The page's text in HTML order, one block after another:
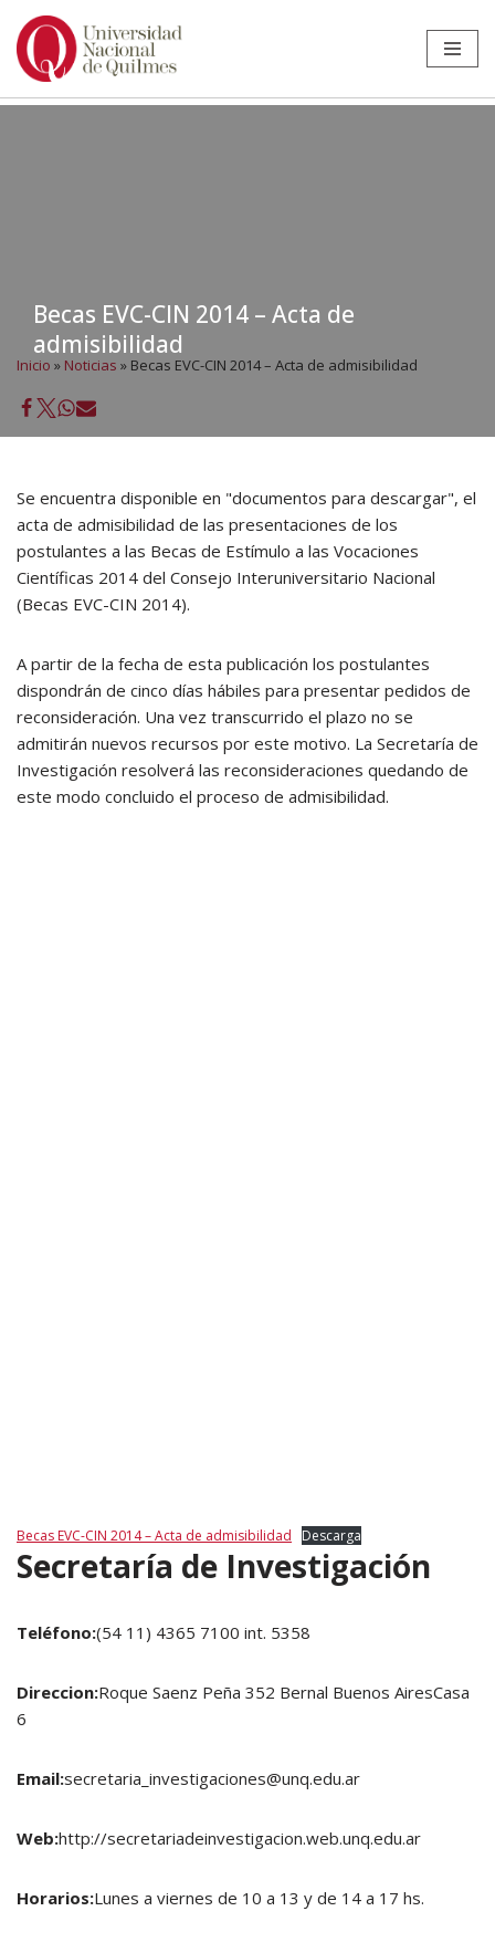
Ir
Becas EVC-CIN 2014 – Acta de
admisibilidad
Inicio » Noticias » Becas EVC-CIN 2014 – Acta de admisibilidad
Se encuentra disponible en "documentos para descargar", el
acta de admisibilidad de las presentaciones de los
postulantes a las Becas de Estímulo a las Vocaciones
Científicas 2014 del Consejo Interuniversitario Nacional
(Becas EVC-CIN 2014).
A partir de la fecha de esta publicación los postulantes
dispondrán de cinco días hábiles para presentar pedidos de
reconsideración. Una vez transcurrido el plazo no se
admitirán nuevos recursos por este motivo. La Secretaría de
Investigación resolverá las reconsideraciones quedando de
este modo concluido el proceso de admisibilidad.
Becas EVC-CIN 2014 – Acta de admisibilidad Descarga
Secretaría de Investigación
Teléfono:(54 11) 4365 7100 int. 5358
Direccion:Roque Saenz Peña 352 Bernal Buenos AiresCasa
6
Email:secretaria_investigaciones@unq.edu.ar
Web:http://secretariadeinvestigacion.web.unq.edu.ar
Horarios:Lunes a viernes de 10 a 13 y de 14 a 17 hs.